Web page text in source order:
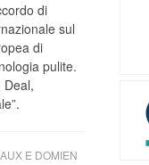
di
sul
di
pulite.
Deal,
E DOMIEN